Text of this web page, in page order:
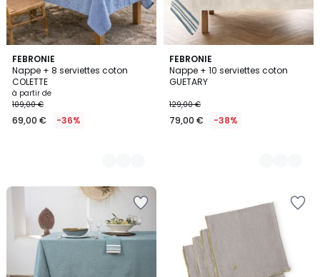
FEBRONIE
Nappe + 8 serviettes coton
COLETTE
à partir de
109,00 €
69,00 € -36%
4
Couleurs
FEBRONIE
Nappe + 10 serviettes coton
GUETARY
129,00 €
79,00 € -38%
4
Couleurs